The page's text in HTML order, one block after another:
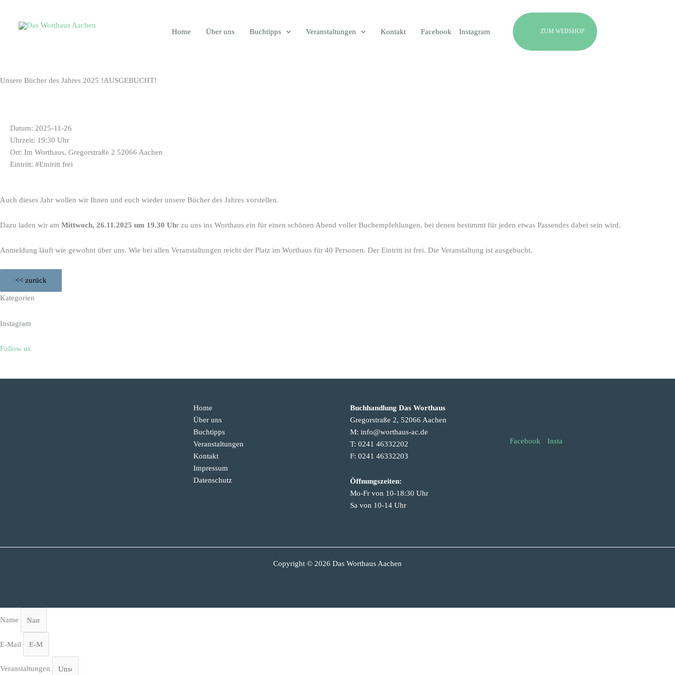
springen
Home Über uns Buchtipps Veranstaltungen Kontakt Facebook Instagram ZUM WEBSHOP
Unsere Bücher des Jahres 2025 !AUSGEBUCHT!
Datum: 2025-11-26
Uhrzeit: 19:30 Uhr
Ort: Im Worthaus, Gregorstraße 2 52066 Aachen
Eintritt: #Eintritt frei
Auch dieses Jahr wollen wir Ihnen und euch wieder unsere Bücher des Jahres vorstellen.
Dazu laden wir am Mittwoch, 26.11.2025 um 19.30 Uhr zu uns ins Worthaus ein für einen schönen Abend voller Buchempfehlungen, bei denen bestimmt für jeden etwas Passendes dabei sein wird.
Anmeldung läuft wie gewohnt über uns. Wie bei allen Veranstaltungen reicht der Platz im Worthaus für 40 Personen. Der Eintritt ist frei. Die Veranstaltung ist ausgebucht.
<< zurück
Kategorien
Instagram
Follow us
Home
Über uns
Buchtipps
Veranstaltungen
Kontakt
Impressum
Datenschutz
Buchhandlung Das Worthaus
Gregorstraße 2, 52066 Aachen
M: info@worthaus-ac.de
T: 0241 46332202
F: 0241 46332203
Öffnungszeiten:
Mo-Fr von 10-18:30 Uhr
Sa von 10-14 Uhr
Facebook Insta
Copyright © 2026 Das Worthaus Aachen
Name
E-Mail
Veranstaltungen